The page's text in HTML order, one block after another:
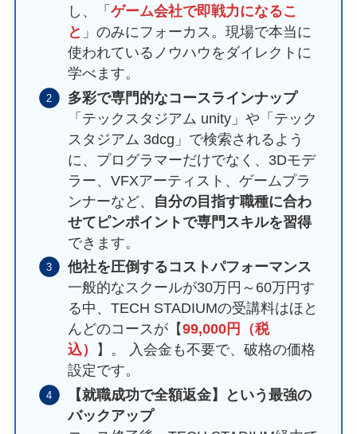
し、「ゲーム会社で即戦力になるこ
と 」のみにフォーカス。現場で本当に
使われているノウハウをダイレクトに
学べます。
多彩で専門的なコースラインナップ
「テックスタジアム unity」や「テック
スタジアム 3dcg」で検索されるよう
に、プログラマーだけでなく、3Dモデ
ラー、VFXアーティスト、ゲームプラ
ンナーなど、 自分の目指す職種に合わ
せてピンポイントで専門スキルを習得
できます。
他社を圧倒するコストパフォーマンス
一般的なスクールが30万円～60万円す
る中、TECH STADIUMの受講料はほと
んどのコースが【99,000円（税
込）
】。 入会金も不要で、破格の価格
設定です。
【就職成功で全額返金】という最強の
バックアップ